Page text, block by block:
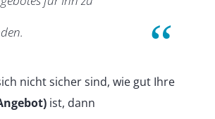
nicht sicher sind, wie gut Ihre
ist, dann